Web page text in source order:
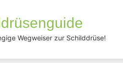
Wegweiser zur Schilddrüse!